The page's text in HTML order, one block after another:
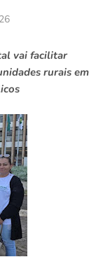
vai facilitar
rurais em